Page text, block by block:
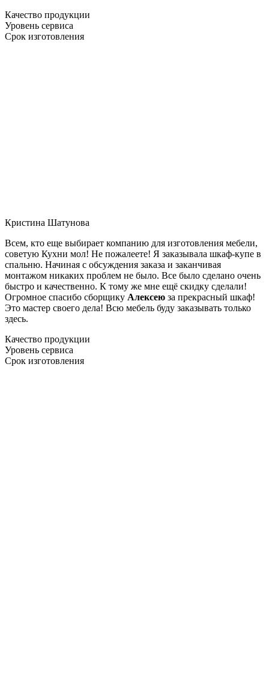
Качество продукции
Уровень сервиса
Срок изготовления
Кристина Шатунова
Всем, кто еще выбирает компанию для изготовления мебели,
советую Кухни мол! Не пожалеете! Я заказывала шкаф-купе в
спальню. Начиная с обсуждения заказа и заканчивая
монтажом никаких проблем не было. Все было сделано очень
быстро и качественно. К тому же мне ещё скидку сделали!
Огромное спасибо сборщику Алексею за прекрасный шкаф!
Это мастер своего дела! Всю мебель буду заказывать только
здесь.
Качество продукции
Уровень сервиса
Срок изготовления